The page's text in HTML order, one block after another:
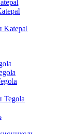
Katepal
Tegola